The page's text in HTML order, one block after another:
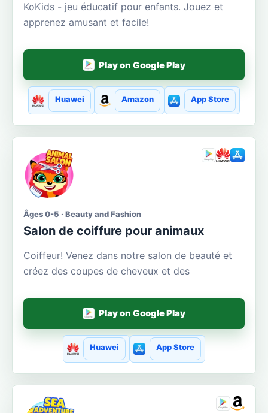
KoKids - jeu éducatif pour enfants. Jouez et
apprenez amusant et facile!
Play on Google Play
Huawei Amazon App Store
Âges 0-5 · Beauty and Fashion
Salon de coiffure pour animaux
Coiffeur! Venez dans notre salon de beauté et
créez des coupes de cheveux et des
Play on Google Play
Huawei App Store